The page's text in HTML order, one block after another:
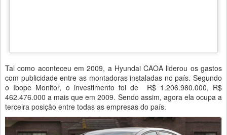
Tal como aconteceu em 2009, a Hyundai CAOA liderou os gastos
com publicidade entre as montadoras instaladas no país. Segundo
o Ibope Monitor, o investimento foi de R$ 1.206.980.000, R$
462.476.000 a mais que em 2009. Sendo assim, agora ela ocupa a
terceira posição entre todas as empresas do país.